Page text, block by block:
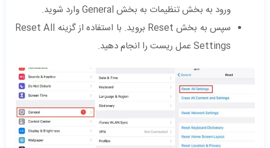
ورود به بخش تنظیمات به بخش General وارد شوید.
سپس به بخش Reset بروید. با استفاده از گزینه Reset All
Settings عمل ریست را انجام دهید.